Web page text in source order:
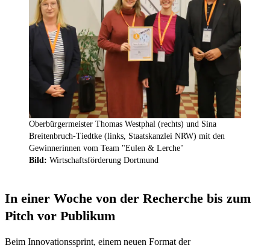
Oberbürgermeister Thomas Westphal (rechts) und Sina
Breitenbruch-Tiedtke (links, Staatskanzlei NRW) mit den
Gewinnerinnen vom Team "Eulen & Lerche"
Bild: Wirtschaftsförderung Dortmund
In einer Woche von der Recherche bis zum
Pitch vor Publikum
Beim Innovationssprint, einem neuen Format der